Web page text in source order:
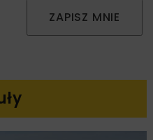
ZAPISZ MNIE